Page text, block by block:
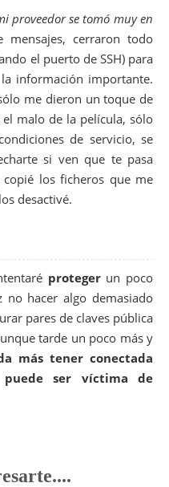
proveedor se tomó muy en
cerraron todo
el puerto de SSH) para
información importante.
me dieron un toque de
malo de la película, sólo
de servicio, se
si ven que te pasa
los ficheros que me
desactivé.
protegerun poco
no hacer algo demasiado
pares de claves pública
tarde un poco más y
más tener conectada
ser víctima de